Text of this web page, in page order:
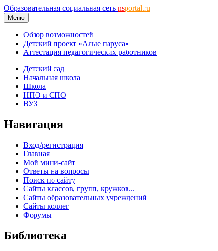
Образовательная социальная сеть nsportal.ru
Меню
Обзор возможностей
Детский проект «Алые паруса»
Аттестация педагогических работников
Детский сад
Начальная школа
Школа
НПО и СПО
ВУЗ
Навигация
Вход/регистрация
Главная
Мой мини-сайт
Ответы на вопросы
Поиск по сайту
Сайты классов, групп, кружков...
Сайты образовательных учреждений
Сайты коллег
Форумы
Библиотека